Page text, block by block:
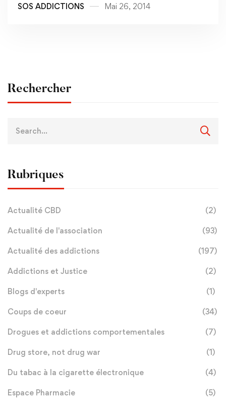
SOS ADDICTIONS Mai 26, 2014
Rechercher
Rubriques
Actualité CBD (2)
Actualité de l'association (93)
Actualité des addictions (197)
Addictions et Justice (2)
Blogs d'experts (1)
Coups de coeur (34)
Drogues et addictions comportementales (7)
Drug store, not drug war (1)
Du tabac à la cigarette électronique (4)
Espace Pharmacie (5)